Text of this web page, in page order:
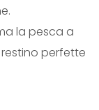
la pesca a
perfette